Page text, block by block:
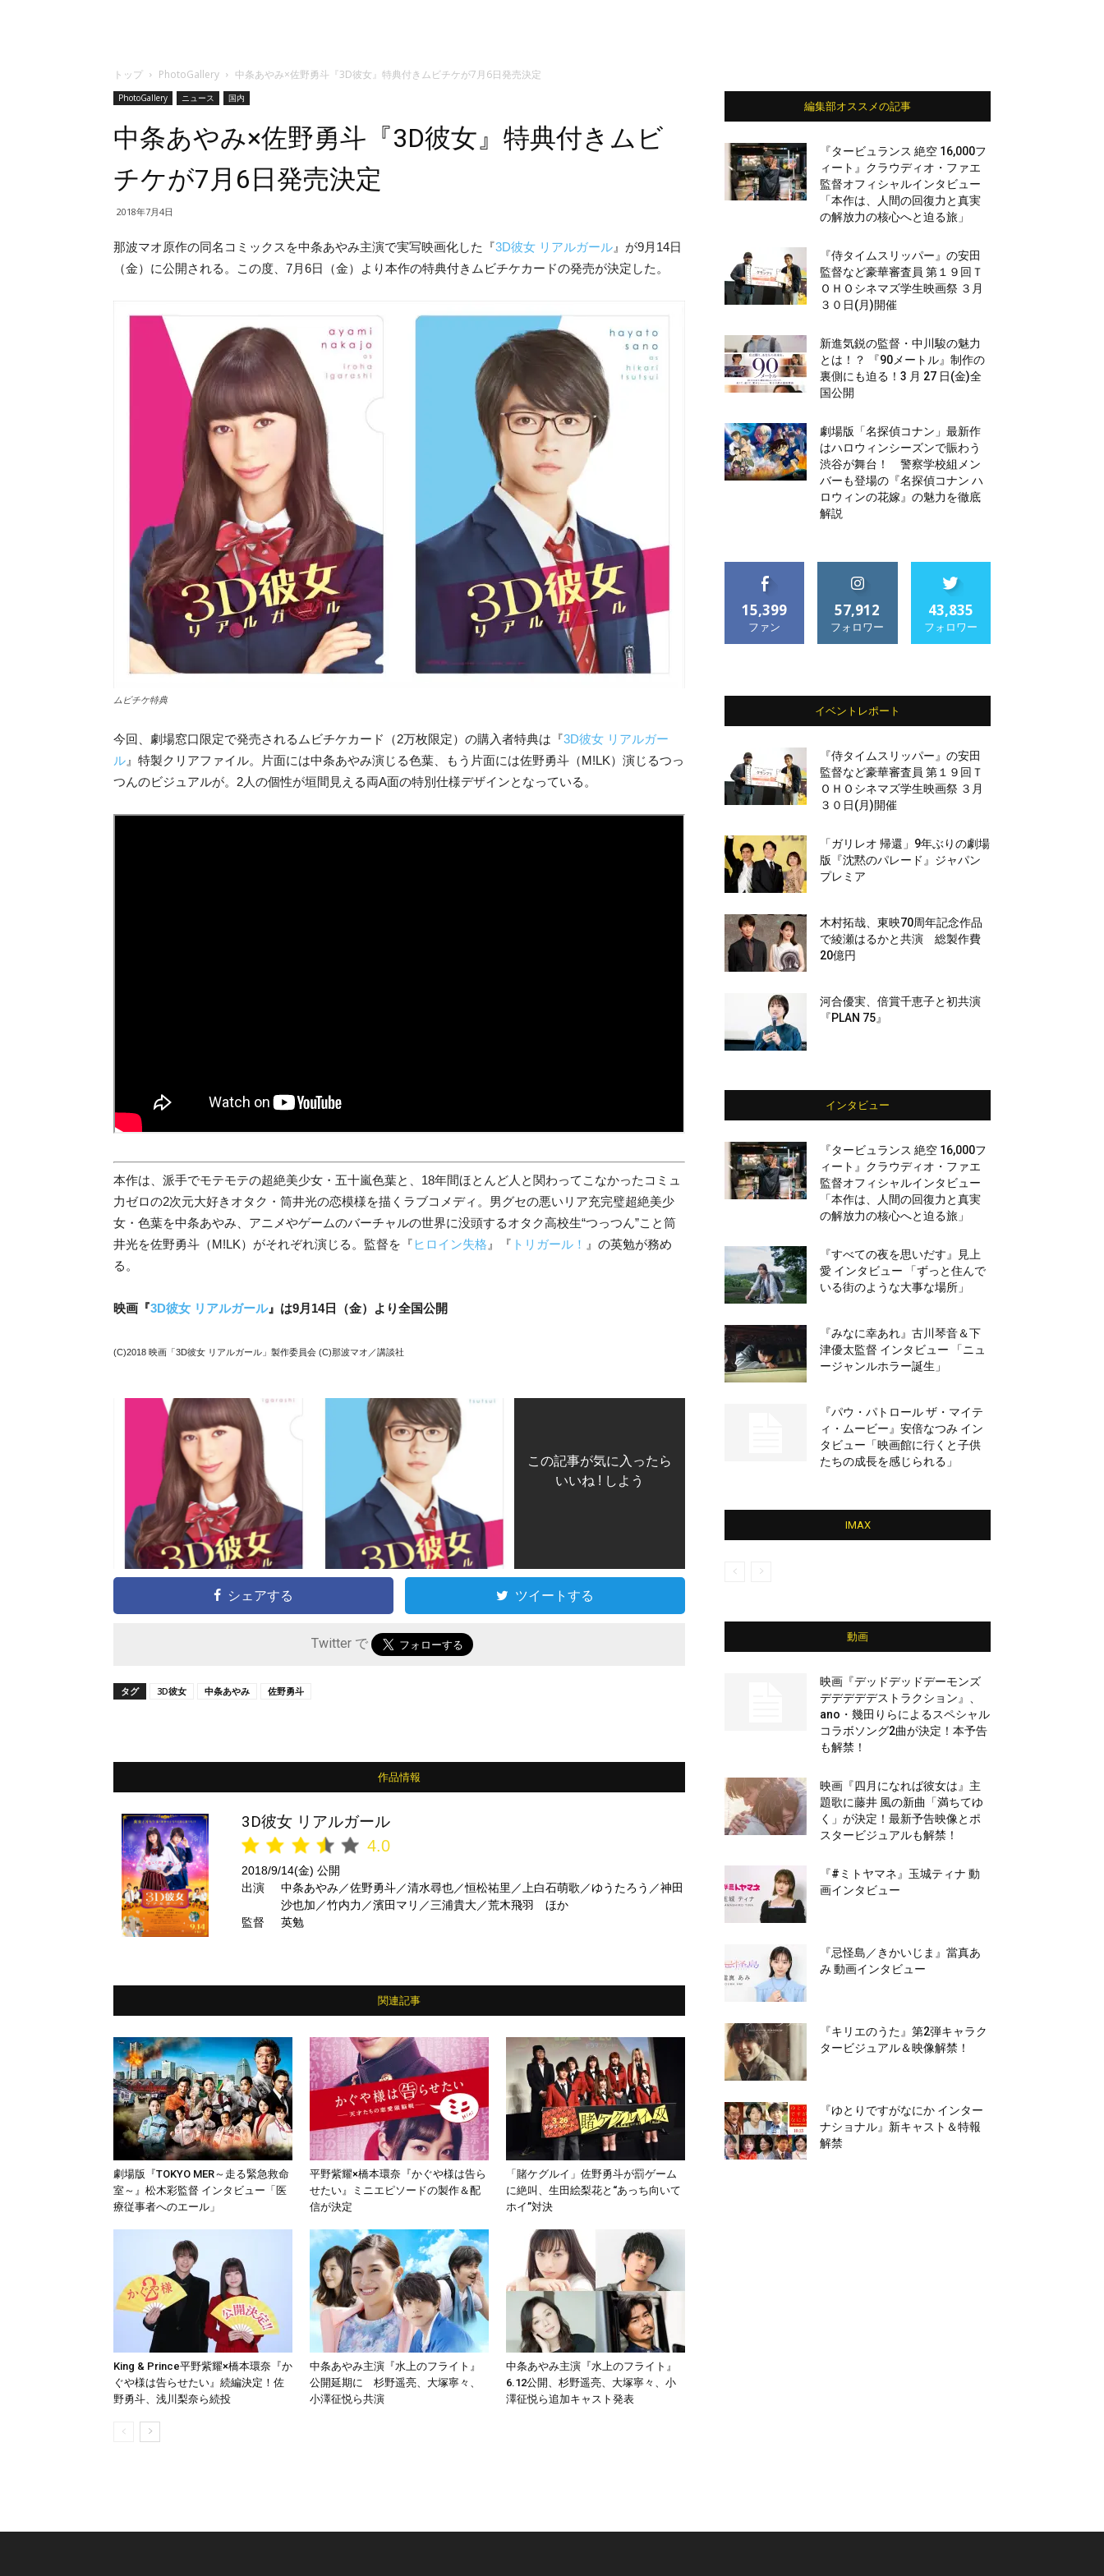
トップ PhotoGallery 中条あやみ×佐野勇斗『3D彼女』特典付きムビチケが7月6日発売決定
PhotoGallery ニュース 国内
中条あやみ×佐野勇斗『3D彼女』特典付きムビ
チケが7月6日発売決定
2018年7月4日
那波マオ原作の同名コミックスを中条あやみ主演で実写映画化した『3D彼女 リアルガール 』が9月14日
（金）に公開される。この度、7月6日（金）より本作の特典付きムビチケカードの発売が決定した。
ムビチケ特典
今回、劇場窓口限定で発売されるムビチケカード（2万枚限定）の購入者特典は『3D彼女 リアルガー
ル 』特製クリアファイル。片面には中条あやみ演じる色葉、もう片面には佐野勇斗（M!LK）演じるつっ
つんのビジュアルが。2人の個性が垣間見える両A面の特別仕様デザインとなっている。
本作は、派手でモテモテの超絶美少女・五十嵐色葉と、18年間ほとんど人と関わってこなかったコミュ
力ゼロの2次元大好きオタク・筒井光の恋模様を描くラブコメディ。男グセの悪いリア充完璧超絶美少
女・色葉を中条あやみ、アニメやゲームのバーチャルの世界に没頭するオタク高校生“つっつん”こと筒
井光を佐野勇斗（M!LK）がそれぞれ演じる。監督を『 ヒロイン失格 』『 トリガール！ 』の英勉が務め
る。
映画『3D彼女 リアルガール』は9月14日（金）より全国公開
(C)2018 映画「3D彼女 リアルガール」製作委員会 (C)那波マオ／講談社
この記事が気に入ったら
いいね ! しよう
シェアする ツイートする
Twitter で
タグ 3D彼女 中条あやみ 佐野勇斗
作品情報
3D彼女 リアルガール
4.0
2018/9/14(金) 公開
出演
中条あやみ／佐野勇斗／清水尋也／恒松祐里／上白石萌歌／ゆうたろう／神田
沙也加／竹内力／濱田マリ／三浦貴大／荒木飛羽 ほか
監督
英勉
関連記事
劇場版『TOKYO MER～走る緊急救命
室～』松木彩監督 インタビュー「医
療従事者へのエール」
平野紫耀×橋本環奈『かぐや様は告ら
せたい』ミニエピソードの製作＆配
信が決定
「賭ケグルイ」佐野勇斗が罰ゲーム
に絶叫、生田絵梨花と“あっち向いて
ホイ”対決
King & Prince平野紫耀×橋本環奈『か
ぐや様は告らせたい』続編決定！佐
野勇斗、浅川梨奈ら続投
中条あやみ主演『水上のフライト』
公開延期に 杉野遥亮、大塚寧々、
小澤征悦ら共演
中条あやみ主演『水上のフライト』
6.12公開、杉野遥亮、大塚寧々、小
澤征悦ら追加キャスト発表
編集部オススメの記事
『タービュランス 絶空 16,000フ
ィート』クラウディオ・ファエ
監督オフィシャルインタビュー
「本作は、人間の回復力と真実
の解放力の核心へと迫る旅」
『侍タイムスリッパー』の安田
監督など豪華審査員 第１９回Ｔ
ＯＨＯシネマズ学生映画祭 ３月
３０日(月)開催
新進気鋭の監督・中川駿の魅力
とは！？ 『90メートル』制作の
裏側にも迫る！3 月 27 日(金)全
国公開
劇場版「名探偵コナン」最新作
はハロウィンシーズンで賑わう
渋谷が舞台！ 警察学校組メン
バーも登場の『名探偵コナン ハ
ロウィンの花嫁』の魅力を徹底
解説
15,399
ファン
57,912
フォロワー
43,835
フォロワー
イベントレポート
『侍タイムスリッパー』の安田
監督など豪華審査員 第１９回Ｔ
ＯＨＯシネマズ学生映画祭 ３月
３０日(月)開催
「ガリレオ 帰還」9年ぶりの劇場
版『沈黙のパレード』ジャパン
プレミア
木村拓哉、東映70周年記念作品
で綾瀬はるかと共演 総製作費
20億円
河合優実、倍賞千恵子と初共演
『PLAN 75』
インタビュー
『タービュランス 絶空 16,000フ
ィート』クラウディオ・ファエ
監督オフィシャルインタビュー
「本作は、人間の回復力と真実
の解放力の核心へと迫る旅」
『すべての夜を思いだす』見上
愛 インタビュー 「ずっと住んで
いる街のような大事な場所」
『みなに幸あれ』古川琴音＆下
津優太監督 インタビュー 「ニュ
ージャンルホラー誕生」
『パウ・パトロール ザ・マイテ
ィ・ムービー』安倍なつみ イン
タビュー「映画館に行くと子供
たちの成長を感じられる」
IMAX
動画
映画『デッドデッドデーモンズ
デデデデデストラクション』、
ano・幾田りらによるスペシャル
コラボソング2曲が決定！本予告
も解禁！
映画『四月になれば彼女は』主
題歌に藤井 風の新曲「満ちてゆ
く」が決定！最新予告映像とポ
スタービジュアルも解禁！
『#ミトヤマネ』玉城ティナ 動
画インタビュー
『忌怪島／きかいじま』當真あ
み 動画インタビュー
『キリエのうた』第2弾キャラク
タービジュアル＆映像解禁！
『ゆとりですがなにか インター
ナショナル』新キャスト＆特報
解禁